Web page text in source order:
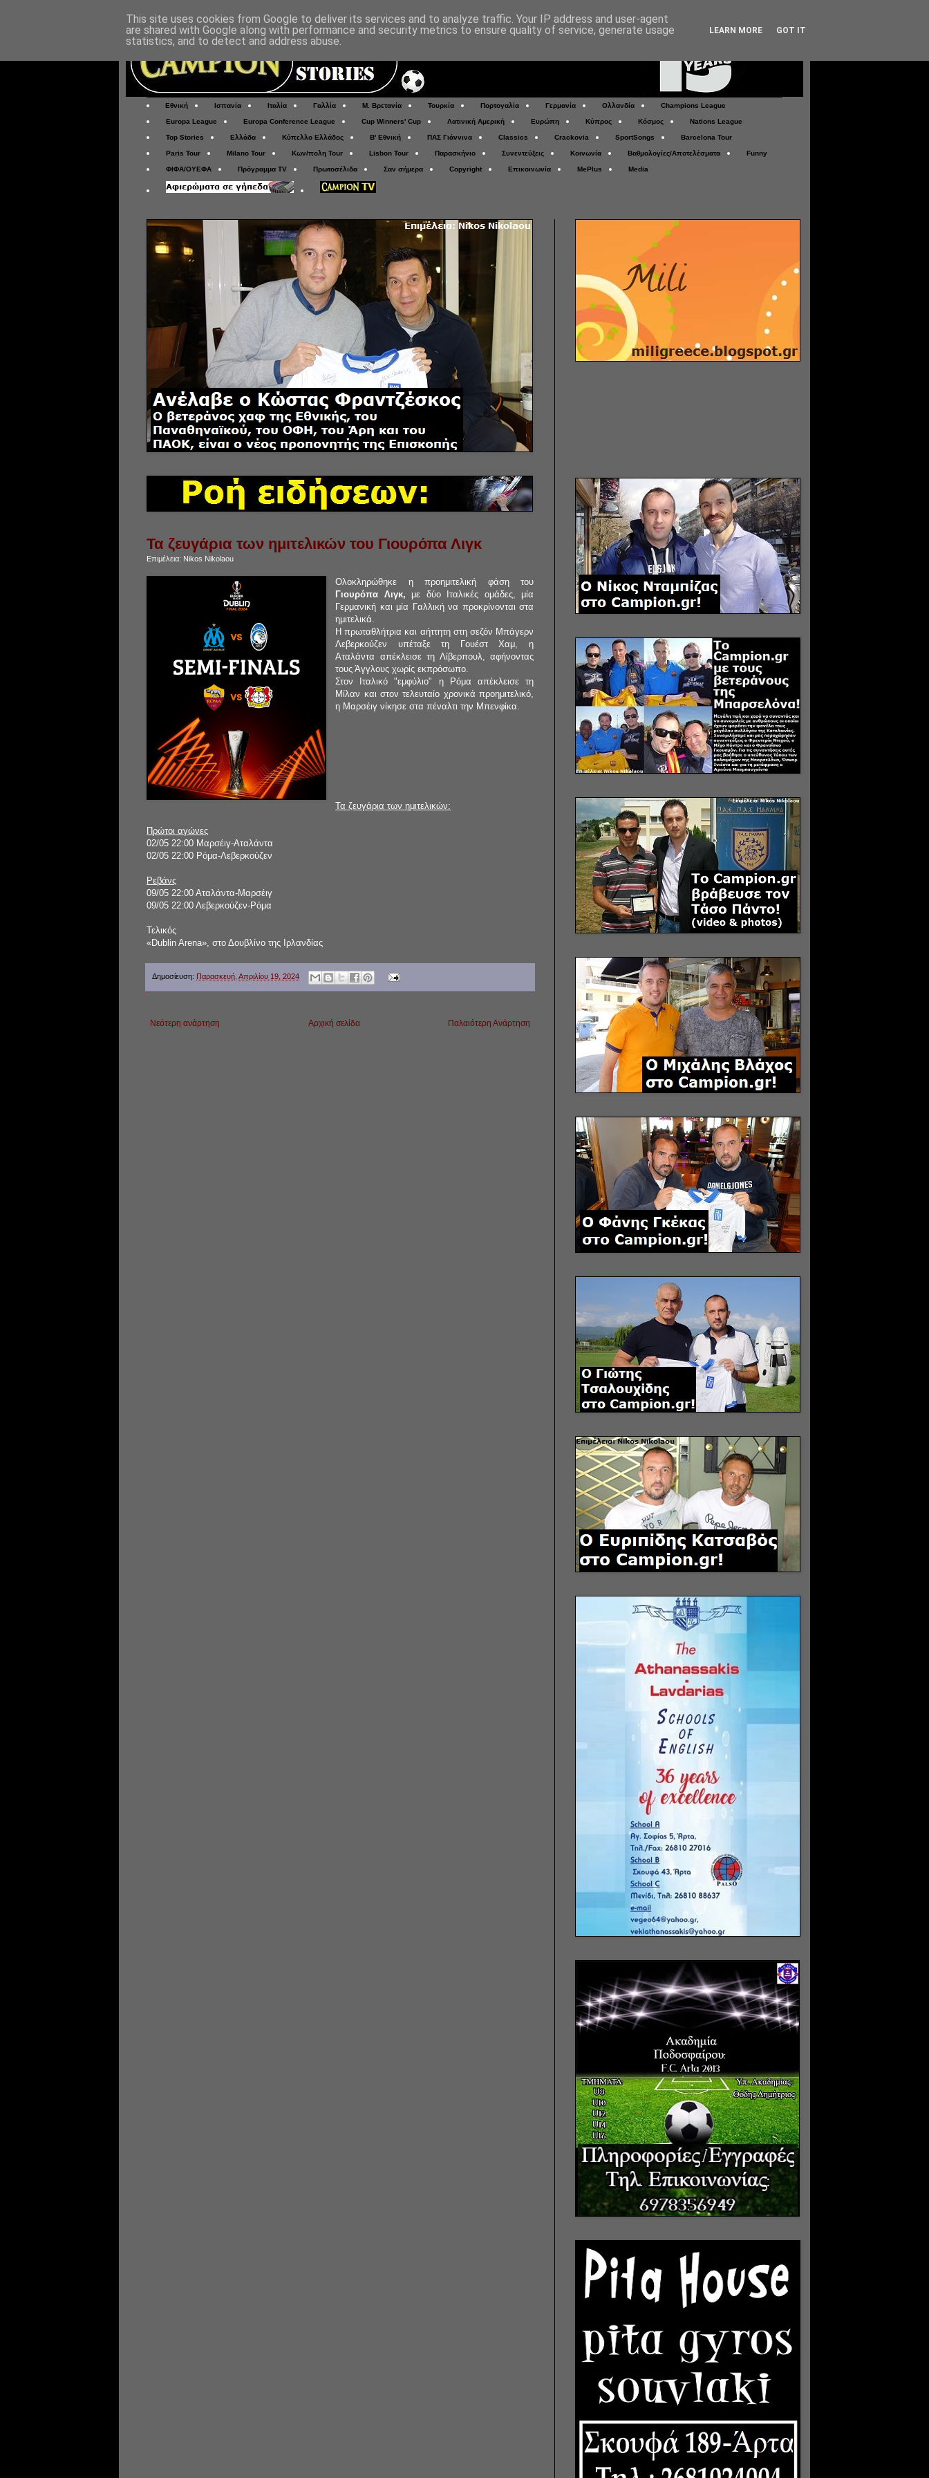
Εθνική Ισπανία Ιταλία Γαλλία Μ. Βρετανία Τουρκία Πορτογαλία Γερμανία Ολλανδία Champions League
Europa League Europa Conference League Cup Winners' Cup Λατινική Αμερική Ευρώπη Κύπρος Κόσμος Nations League
Top Stories Ελλάδα Κύπελλο Ελλάδος Β' Εθνική ΠΑΣ Γιάννινα Classics Crackovia SportSongs Barcelona Tour
Paris Tour Milano Tour Κων/πολη Tour Lisbon Tour Παρασκήνιο Συνεντεύξεις Κοινωνία Βαθμολογίες/Αποτελέσματα Funny
ΦΙΦΑ/ΟΥΕΦΑ Πρόγραμμα TV Πρωτοσέλιδα Σαν σήμερα Copyright Επικοινωνία MePlus Media
Τα ζευγάρια των ημιτελικών του Γιουρόπα Λιγκ
Επιμέλεια: Nikos Nikolaou
Ολοκληρώθηκε η προημιτελική φάση του
Γιουρόπα Λιγκ, με δύο Ιταλικές ομάδες, μία
Γερμανική και μία Γαλλική να προκρίνονται στα
ημιτελικά.
Η πρωταθλήτρια και αήττητη στη σεζόν Μπάγερν
Λεβερκούζεν υπέταξε τη Γουέστ Χαμ, η
Αταλάντα απέκλεισε τη Λίβερπουλ, αφήνοντας
τους Άγγλους χωρίς εκπρόσωπο.
Στον Ιταλικό "εμφύλιο" η Ρόμα απέκλεισε τη
Μίλαν και στον τελευταίο χρονικά προημιτελικό,
η Μαρσέιγ νίκησε στα πέναλτι την Μπενφίκα.
Τα ζευγάρια των ημιτελικών:
Πρώτοι αγώνες
02/05 22:00 Μαρσέιγ-Αταλάντα
02/05 22:00 Ρόμα-Λεβερκούζεν
Ρεβάνς
09/05 22:00 Αταλάντα-Μαρσέιγ
09/05 22:00 Λεβερκούζεν-Ρόμα
Τελικός
«Dublin Arena», στο Δουβλίνο της Ιρλανδίας
Δημοσίευση: Παρασκευή, Απριλίου 19, 2024
Νεότερη ανάρτηση Παλαιότερη Ανάρτηση
Αρχική σελίδα
This site uses cookies from Google to deliver its services and to analyze traffic. Your IP address and user-agent
are shared with Google along with performance and security metrics to ensure quality of service, generate usage
statistics, and to detect and address abuse.
LEARN MORE GOT IT